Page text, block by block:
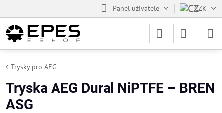
Panel uživatele CZK
Trysky pro AEG
Tryska AEG Dural NiPTFE – BREN
ASG